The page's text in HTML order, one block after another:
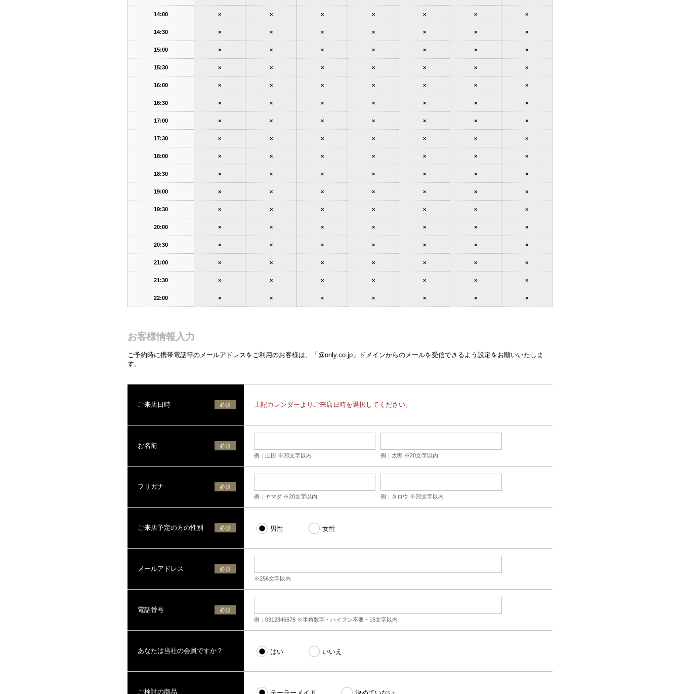
14:00 × × × × × × ×
14:30 × × × × × × ×
15:00 × × × × × × ×
15:30 × × × × × × ×
16:00 × × × × × × ×
16:30 × × × × × × ×
17:00 × × × × × × ×
17:30 × × × × × × ×
18:00 × × × × × × ×
18:30 × × × × × × ×
19:00 × × × × × × ×
19:30 × × × × × × ×
20:00 × × × × × × ×
20:30 × × × × × × ×
21:00 × × × × × × ×
21:30 × × × × × × ×
22:00 × × × × × × ×
お客様情報入力
ご予約時に携帯電話等のメールアドレスをご利用のお客様は、「@only.co.jp」ドメインからのメールを受信できるよう設定をお願いいたしま
す。
ご来店日時 必須 上記カレンダーよりご来店日時を選択してください。
お名前
必須
例：山田 ※20文字以内
例：太郎 ※20文字以内
フリガナ
必須
例：ヤマダ ※20文字以内
例：タロウ ※20文字以内
ご来店予定の方の性別 必須 男性 女性
メールアドレス
必須
※256文字以内
電話番号
必須
例：0312345678 ※半角数字・ハイフン不要・15文字以内
あなたは当社の会員ですか？ はい いいえ
ご検討の商品